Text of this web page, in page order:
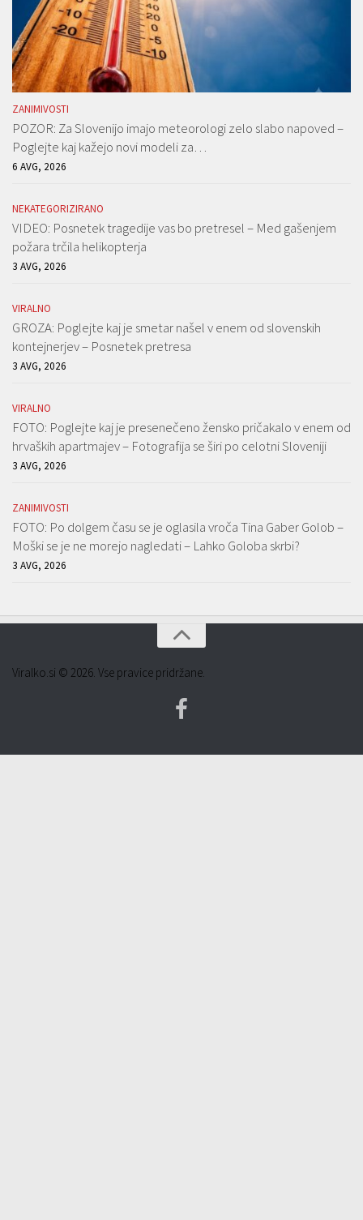
ZANIMIVOSTI
POZOR: Za Slovenijo imajo meteorologi zelo slabo napoved –
Poglejte kaj kažejo novi modeli za…
6 AVG, 2026
NEKATEGORIZIRANO
VIDEO: Posnetek tragedije vas bo pretresel – Med gašenjem
požara trčila helikopterja
3 AVG, 2026
VIRALNO
GROZA: Poglejte kaj je smetar našel v enem od slovenskih
kontejnerjev – Posnetek pretresa
3 AVG, 2026
VIRALNO
FOTO: Poglejte kaj je presenečeno žensko pričakalo v enem od
hrvaških apartmajev – Fotografija se širi po celotni Sloveniji
3 AVG, 2026
ZANIMIVOSTI
FOTO: Po dolgem času se je oglasila vroča Tina Gaber Golob –
Moški se je ne morejo nagledati – Lahko Goloba skrbi?
3 AVG, 2026
Viralko.si © 2026. Vse pravice pridržane.